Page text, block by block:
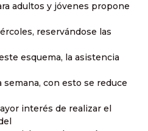
adultos y jóvenes propone
reservándose las
esquema, la asistencia
con esto se reduce
interés de realizar el